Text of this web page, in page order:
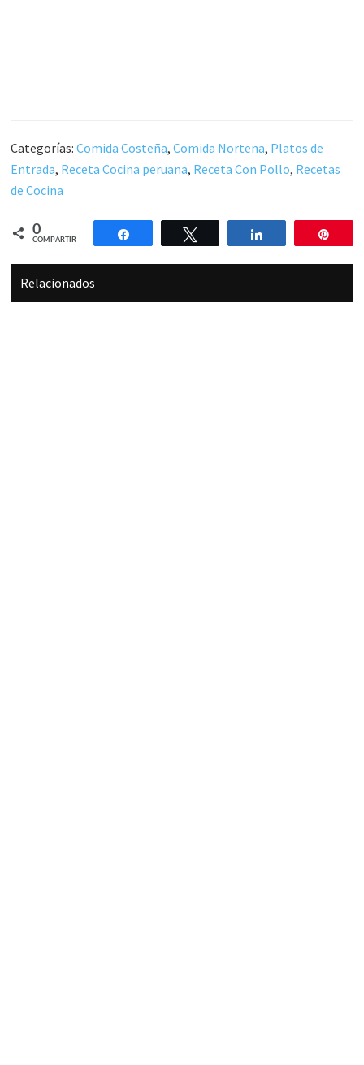
Categorías:Comida Costeña,Comida Nortena, Platos de
Entrada, Receta Cocina peruana, Receta Con Pollo, Recetas
de Cocina
0
COMPARTIR
Compartir Compartir
Relacionados